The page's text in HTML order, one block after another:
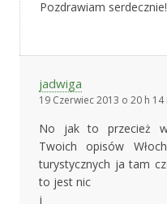
Pozdrawiam serdecznie!
jadwiga
19 Czerwiec 2013 o 20 h 14
No jak to przecież
Twoich opisów
turystycznych ja tam
to jest nic
j